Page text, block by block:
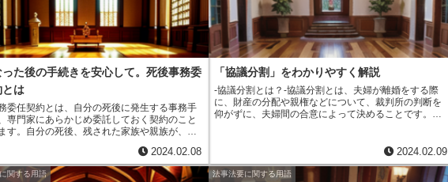
た後の手続きを安心して。死後事務委
とは
委任契約とは、自分の死後に発生する事務手
専門家にあらかじめ委託しておく契約のこと
す。自分の死後、残された家族や親族が、葬
また、専門家に委託する
手続きを正確かつスピーディーに行うことが
いうメリットもあります。死後事務委任契約
2024.02.08
「協議分割」をわかりやすく解説
-協議分割とは？-協議分割とは、夫婦が離婚をする際
に、財産の分配や親権などについて、裁判所の判断を
仰がずに、夫婦間の合意によって決めることです。 協
また、協議分割では、夫婦が話し合いによっ
て離婚の条件を決めるため、裁判所の離婚よりも夫婦
間の関係を悪くせずに離婚することができます。協議
2024.02.09
関する用語 法事法要に関する用語